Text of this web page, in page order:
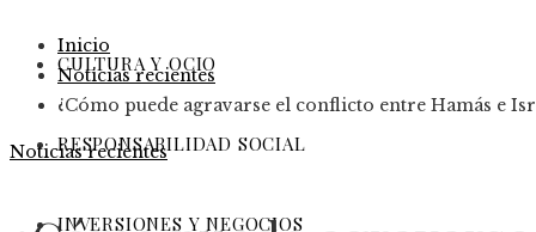
Inversiones y negocios
CULTURA Y OCIO
RESPONSABILIDAD SOCIAL
INVERSIONES Y NEGOCIOS
Inicio
Noticias recientes
¿Cómo puede agravarse el conflicto entre Hamás e
Noticias recientes